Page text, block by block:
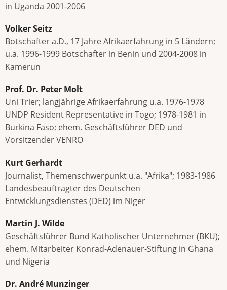
in Uganda 2001-2006
Volker Seitz
Botschafter a.D., 17 Jahre Afrikaerfahrung in 5 Ländern;
u.a. 1996-1999 Botschafter in Benin und 2004-2008 in
Kamerun
Prof. Dr. Peter Molt
Uni Trier; langjährige Afrikaerfahrung u.a. 1976-1978
UNDP Resident Representative in Togo; 1978-1981 in
Burkina Faso; ehem. Geschäftsführer DED und
Vorsitzender VENRO
Kurt Gerhardt
Journalist, Themenschwerpunkt u.a. "Afrika"; 1983-1986
Landesbeauftragter des Deutschen
Entwicklungsdienstes (DED) im Niger
Martin J. Wilde
Geschäftsführer Bund Katholischer Unternehmer (BKU);
ehem. Mitarbeiter Konrad-Adenauer-Stiftung in Ghana
und Nigeria
Dr. André Munzinger